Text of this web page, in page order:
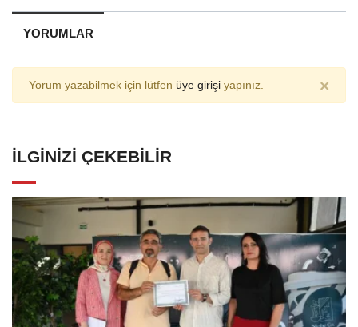
YORUMLAR
Yorum yazabilmek için lütfen üye girişi yapınız. ×
İLGINIZI ÇEKEBILIR